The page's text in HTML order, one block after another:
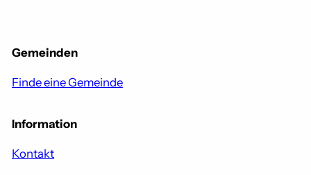
Gemeinden
Finde eine Gemeinde
Information
Kontakt